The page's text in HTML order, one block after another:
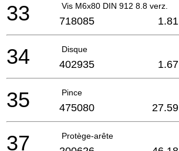
Vis M6x80 DIN 912 8.8 verz.
33 718085 1.81
Disque
34 402935 1.67
Pince
35 475080 27.59
Protège-arête
37